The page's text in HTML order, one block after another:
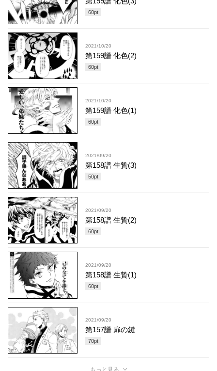
60pt
2021/10/20
第159譜 化色(2)
60pt
2021/10/20
第159譜 化色(1)
60pt
2021/09/20
第158譜 生贄(3)
50pt
2021/09/20
第158譜 生贄(2)
60pt
2021/09/20
第158譜 生贄(1)
60pt
2021/09/20
第157譜 扉の鍵
70pt
もっと見る